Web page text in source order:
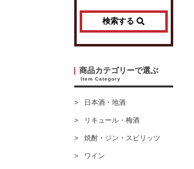
検索する
商品カテゴリーで選ぶ
Item Category
日本酒・地酒
リキュール・梅酒
焼酎・ジン・スピリッツ
ワイン